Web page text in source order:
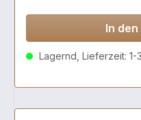
In
Lagernd, Lieferzeit: 1-